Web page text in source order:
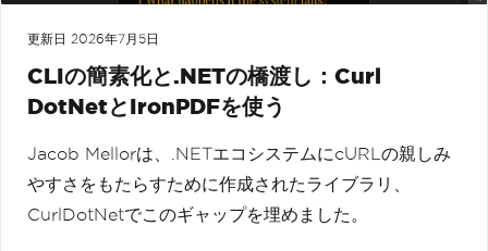
更新日 2026年7月5日
CLIの簡素化と.NETの橋渡し：Curl
DotNetとIronPDFを使う
Jacob Mellorは、.NETエコシステムにcURLの親しみ
やすさをもたらすために作成されたライブラリ、
CurlDotNetでこのギャップを埋めました。